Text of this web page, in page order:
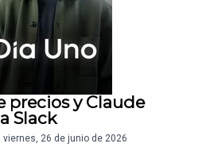
precios y Claude
Slack
viernes, 26 de junio de 2026